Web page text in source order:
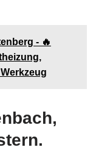
- 🔥